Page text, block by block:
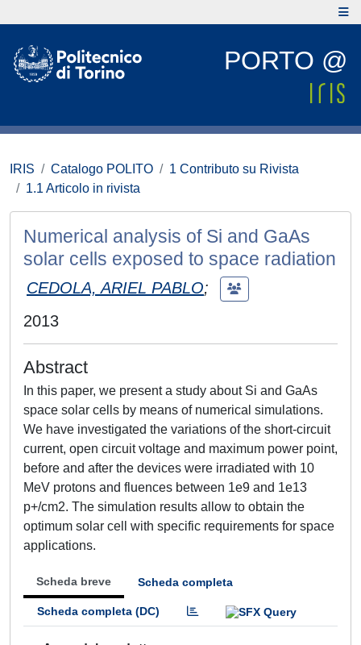
PORTO @
IRIS Catalogo POLITO
1 Contributo su Rivista
1.1 Articolo in rivista
Numerical analysis of Si and GaAs
solar cells exposed to space radiation
CEDOLA, ARIEL PABLO;
2013
Abstract
In this paper, we present a study about Si and GaAs
space solar cells by means of numerical simulations.
We have investigated the variations of the short-circuit
current, open circuit voltage and maximum power point,
before and after the devices were irradiated with 10
MeV protons and fluences between 1e9 and 1e13
p+/cm2. The simulation results allow to obtain the
optimum solar cell with specific requirements for space
applications.
Scheda breve Scheda completa
Scheda completa (DC)